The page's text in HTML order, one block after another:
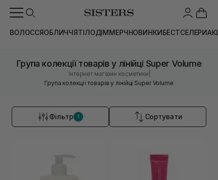
ВОЛОССЯОБЛИЧЧЯТІЛОДІММЕРЧНОВИНКИБЕСТСЕЛЕРИ
Група колекції товарів у лінійці Super Volume
Інтернет магазин косметики
Група колекції товарів у лінійці Super Volume
Фільтр 1 Сортувати